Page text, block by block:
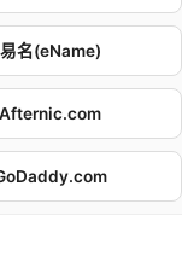
易名(eName)
Afternic.com